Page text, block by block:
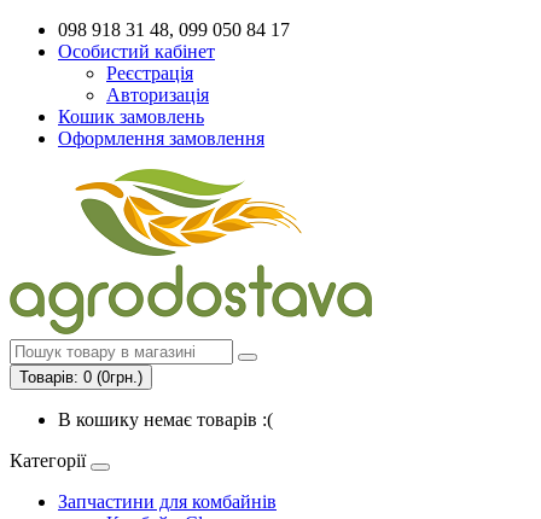
098 918 31 48, 099 050 84 17
Особистий кабінет
Реєстрація
Авторизація
Кошик замовлень
Оформлення замовлення
Товарів: 0 (0грн.)
В кошику немає товарів :(
Категорії
Запчастини для комбайнів